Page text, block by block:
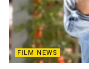
FILM NEWS